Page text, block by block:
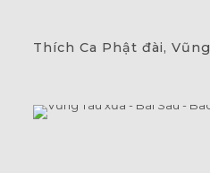
Thích Ca Phật đài,